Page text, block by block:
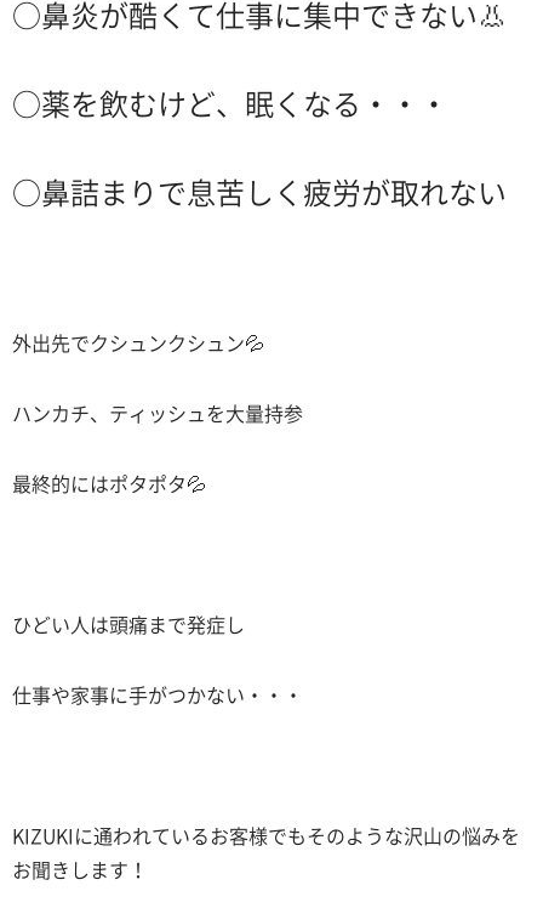
○鼻炎が酷くて仕事に集中できない👃
○薬を飲むけど、眠くなる・・・
○鼻詰まりで息苦しく疲労が取れない
外出先でクシュンクシュン💦
ハンカチ、ティッシュを大量持参
最終的にはポタポタ💦
ひどい人は頭痛まで発症し
仕事や家事に手がつかない・・・
KIZUKIに通われているお客様でもそのような沢山の悩みを
お聞きします！